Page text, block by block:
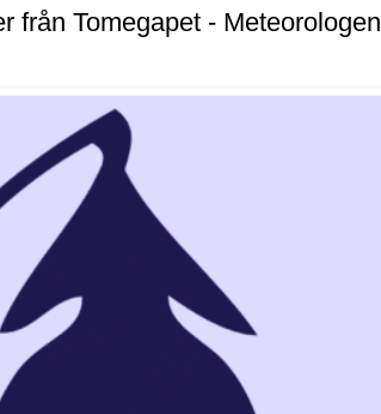
från Tomegapet - Meteorologen